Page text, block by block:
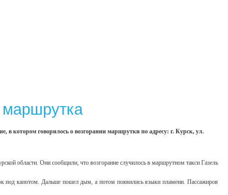
маршрутка
в котором говорилось о возгорании маршрутки по адресу: г. Курск, ул.
области. Они сообщили, что возгорание случилось в маршрутном такси Газель
под капотом. Дальше пошел дым, а потом появились языки пламени. Пассажиров